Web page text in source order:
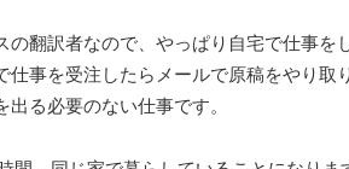
の翻訳者なので、やっぱり自宅で仕事を
仕事を受注したらメールで原稿をやり取
る必要のない仕事です。